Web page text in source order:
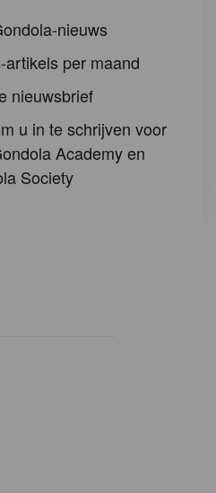
nieuws
per maand
nieuwsbrief
u in te schrijven voor
Academy en
Society